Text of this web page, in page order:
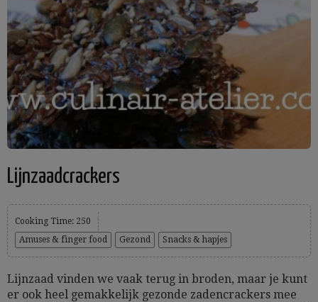
Lijnzaadcrackers
Cooking Time: 250
Amuses & finger food
Gezond Snacks & hapjes
Lijnzaad vinden we vaak terug in broden, maar je kunt
er ook heel gemakkelijk gezonde zadencrackers mee